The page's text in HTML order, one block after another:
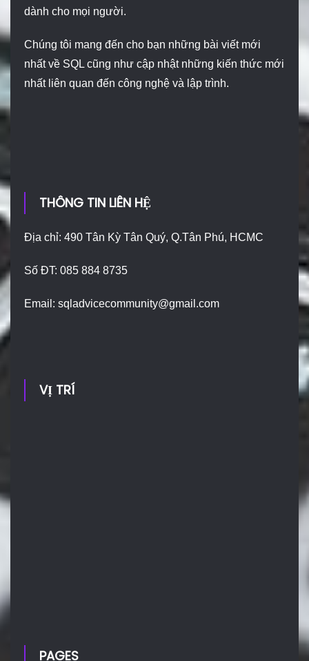
dành cho mọi người.
Chúng tôi mang đến cho bạn những bài viết mới
nhất về SQL cũng như cập nhật những kiến thức mới
nhất liên quan đến công nghệ và lập trình.
THÔNG TIN LIÊN HỆ
Địa chỉ: 490 Tân Kỳ Tân Quý, Q.Tân Phú, HCMC
Số ĐT: 085 884 8735
Email:sqladvicecommunity@gmail.com
VỊ TRÍ
PAGES